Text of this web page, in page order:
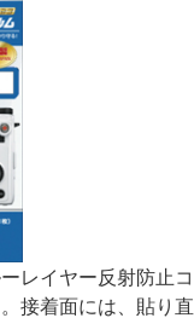
レイヤー反射防止コ
接着面には、貼り直